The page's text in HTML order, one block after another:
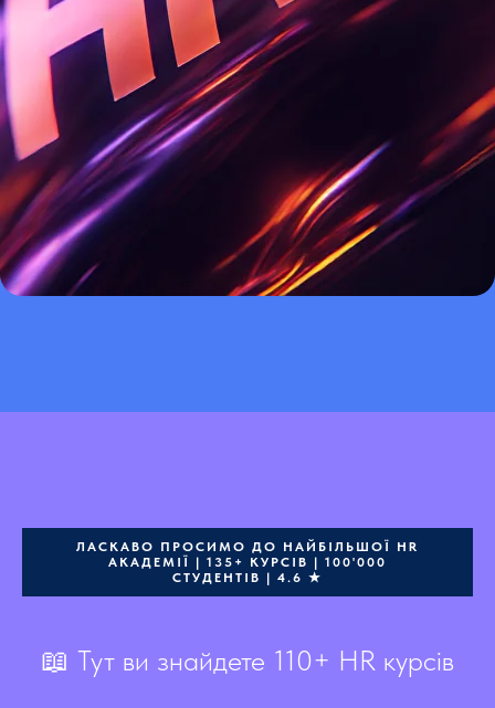
ЛАСКАВО ПРОСИМО ДО НАЙБІЛЬШОЇ HR
АКАДЕМІЇ | 135+ КУРСІВ | 100'000
СТУДЕНТІВ | 4.6 ★
📖 Тут ви знайдете 110+ HR курсів